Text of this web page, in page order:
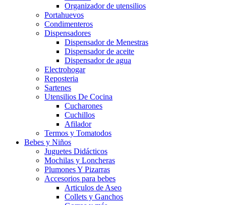
Organizador de utensilios
Portahuevos
Condimenteros
Dispensadores
Dispensador de Menestras
Dispensador de aceite
Dispensador de agua
Electrohogar
Reposteria
Sartenes
Utensilios De Cocina
Cucharones
Cuchillos
Afilador
Termos y Tomatodos
Bebes y Niños
Juguetes Didácticos
Mochilas y Loncheras
Plumones Y Pizarras
Accesorios para bebes
Articulos de Aseo
Collets y Ganchos